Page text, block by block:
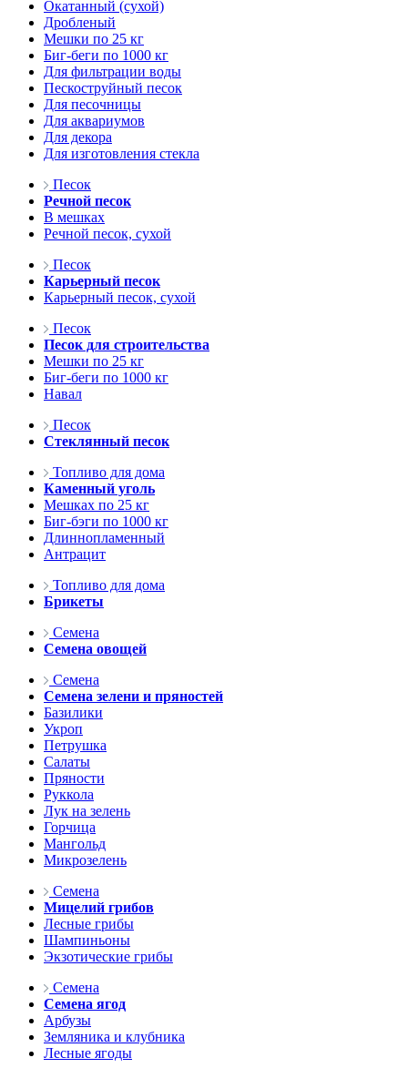
Окатанный (сухой)
Дробленый
Мешки по 25 кг
Биг-беги по 1000 кг
Для фильтрации воды
Пескоструйный песок
Для песочницы
Для аквариумов
Для декора
Для изготовления стекла
Песок
Речной песок
В мешках
Речной песок, сухой
Песок
Карьерный песок
Карьерный песок, сухой
Песок
Песок для строительства
Мешки по 25 кг
Биг-беги по 1000 кг
Навал
Песок
Стеклянный песок
Топливо для дома
Каменный уголь
Мешках по 25 кг
Биг-бэги по 1000 кг
Длиннопламенный
Антрацит
Топливо для дома
Брикеты
Семена
Семена овощей
Семена
Семена зелени и пряностей
Базилики
Укроп
Петрушка
Салаты
Пряности
Руккола
Лук на зелень
Горчица
Мангольд
Микрозелень
Семена
Мицелий грибов
Лесные грибы
Шампиньоны
Экзотические грибы
Семена
Семена ягод
Арбузы
Земляника и клубника
Лесные ягоды